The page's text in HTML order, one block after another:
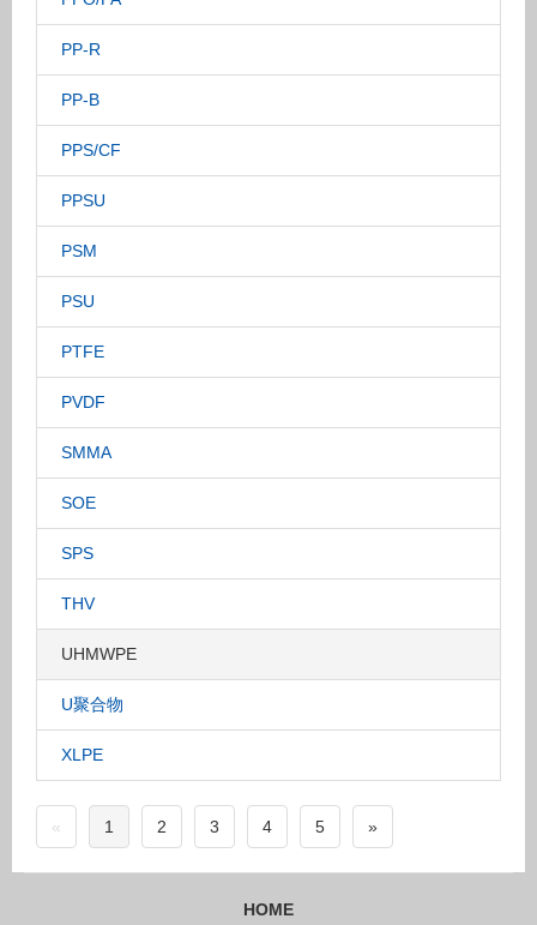
PP-R
PP-B
PPS/CF
PPSU
PSM
PSU
PTFE
PVDF
SMMA
SOE
SPS
THV
UHMWPE
U聚合物
XLPE
« 1 2 3 4 5 »
HOME